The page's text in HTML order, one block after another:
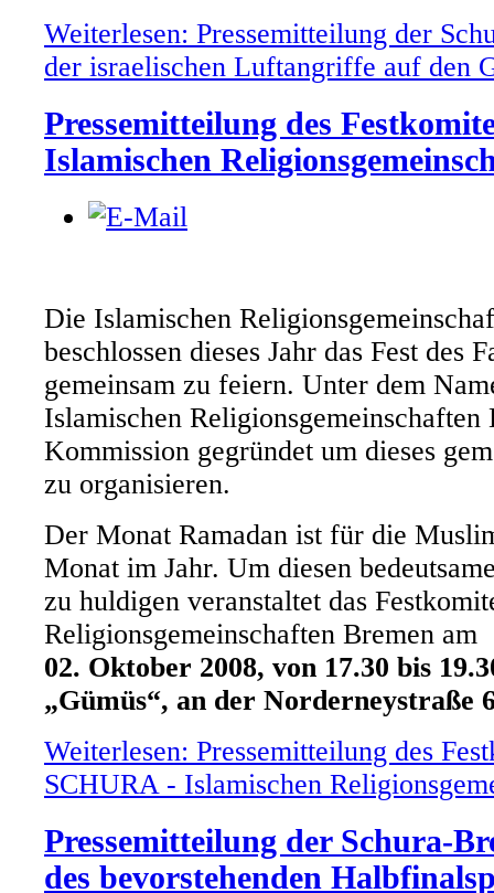
Weiterlesen: Pressemitteilung der
der israelischen Luftangriffe auf den
Pressemitteilung des
Islamischen
Die Islamischen
beschlossen dieses Jahr das Fest des
gemeinsam zu feiern. Unter dem
Islamischen Religionsgemeinschaften
Kommission gegründet um dieses
zu organisieren.
Der Monat Ramadan ist für die
Monat im Jahr. Um diesen
zu huldigen veranstaltet das
Religionsgemeinschaften Bremen am
02. Oktober 2008, von 17.30 bis
„Gümüs“, an der Norderneystraße
Weiterlesen: Pressemitteilung des
SCHURA - Islamischen
Pressemitteilung der Schura-
des bevorstehenden